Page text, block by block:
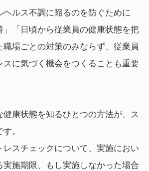
ヘルス不調に陥るのを防ぐために
」「日頃から従業員の健康状態を把
職場ごとの対策のみならず、従業員
スに気づく機会をつくることも重要
健康状態を知るひとつの方法が、ス
。
レスチェックについて、実施におい
実施期限、もし実施しなかった場合